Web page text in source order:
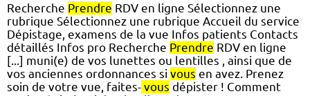
Recherche Prendre RDV en ligne Sélectionnez une
rubrique Sélectionnez une rubrique Accueil du service
Dépistage, examens de la vue Infos patients Contacts
détaillés Infos pro Recherche Prendre RDV en ligne
[...] muni(e) de vos lunettes ou lentilles , ainsi que de
vos anciennes ordonnances si vous en avez. Prenez
soin de votre vue, faites- vous dépister ! Comment